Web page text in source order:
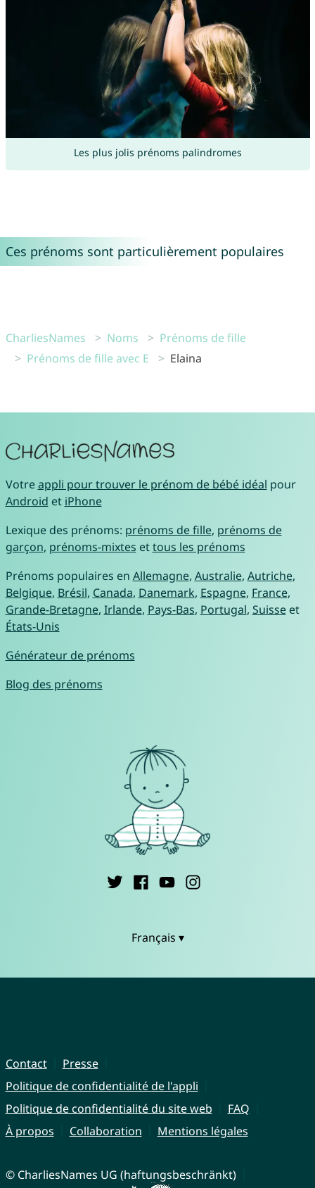
Les plus jolis prénoms palindromes
Ces prénoms sont particulièrement populaires
CharliesNames Noms
Prénoms de fille
Prénoms de fille avec E
Elaina
Votreappli pour trouver le prénom de bébé idéal pour
Android et iPhone
Lexique des prénoms: prénoms de fille, prénoms de
garçon, prénoms-mixtes ettous les prénoms
Prénoms populaires en Allemagne, Australie, Autriche,
Belgique, Brésil, Canada, Danemark, Espagne, France,
Grande-Bretagne, Irlande, Pays-Bas, Portugal, Suisseet
États-Unis
Générateur de prénoms
Blog des prénoms
Français ▾
Contact
Presse
Politique de confidentialité de l'appli
Politique de confidentialité du site web
FAQ
À propos
Collaboration Mentions légales
© CharliesNames UG (haftungsbeschränkt)